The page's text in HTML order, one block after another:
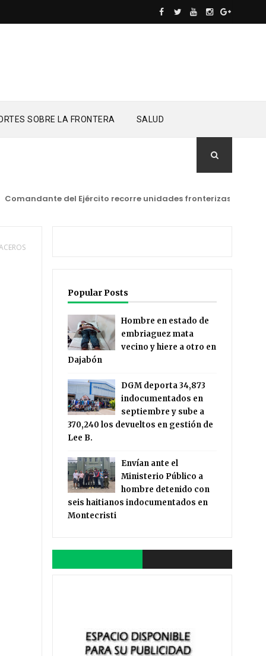
SOBRE LA FRONTERA SALUD
del Ejército recorre unidades fronterizas en
Popular Posts
Hombre en estado de
embriaguez mata
vecino y hiere a otro en
Dajabón
DGM deporta 34,873
indocumentados en
septiembre y sube a
370,240 los devueltos en gestión de
Lee B.
Envían ante el
Ministerio Público a
hombre detenido con
seis haitianos indocumentados en
Montecristi